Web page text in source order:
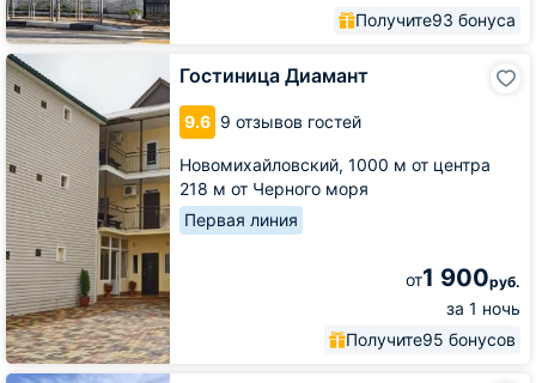
Получите93 бонуса
Гостиница Диамант
9.6 9 отзывов гостей
Новомихайловский, 1000 м от центра
218 м от Черного моря
Первая линия
от1 900руб.
за 1 ночь
Получите95 бонусов
Гостиница
Диамант